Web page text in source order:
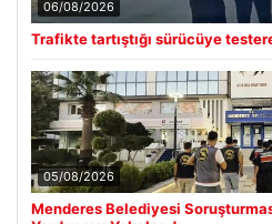
06/08/2026
Trafikte tartıştığı sürücüye
05/08/2026
Menderes Belediyesi